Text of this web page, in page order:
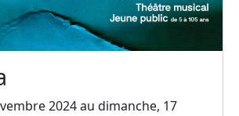
2024 au dimanche, 17